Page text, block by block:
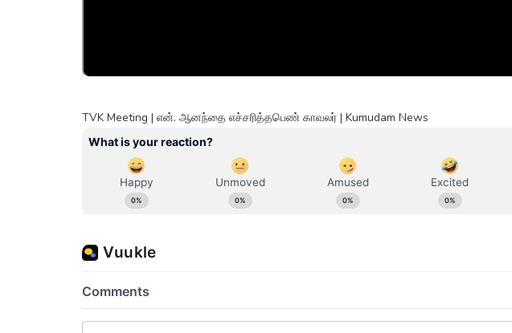
TVK Meeting | என். ஆனந்தை எச்சரித்தபெண் காவலர் | Kumudam News